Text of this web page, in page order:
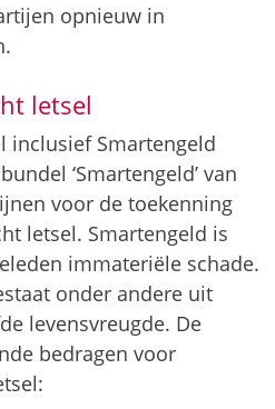
opnieuw in
letsel
inclusief Smartengeld
‘Smartengeld’ van
voor de toekenning
letsel. Smartengeld is
immateriële schade.
onder andere uit
levensvreugde. De
bedragen voor